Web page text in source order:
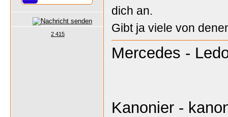
2 415
dich an.
Gibt ja viele von
Mercedes -
Kanonier -